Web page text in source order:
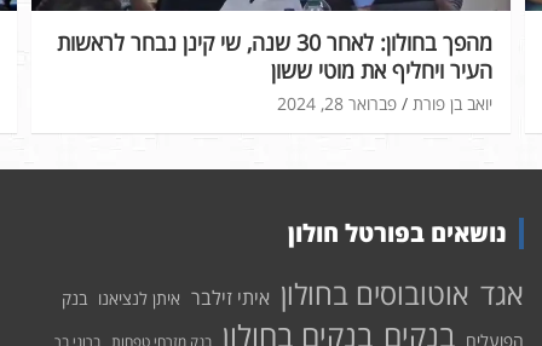
מהפך בחולון: לאחר 30 שנה, שי קינן נבחר לראשות
העיר ויחליף את מוטי ששון
פברואר 28, 2024 יואב בן פורת
נושאים בפורטל חולון
אגד אוטובוסים בחולון איתי זילבר איתן לנציאנו בנק
הפועלים בנקים בנקים בחולון בנק מזרחי טפחות ברוני בר